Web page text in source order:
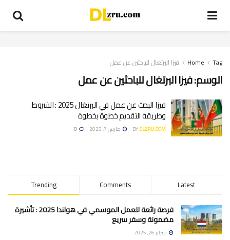
Home Tag فيزا البرتغال للباحثين عن عمل
الوسم:فيزا البرتغال للباحثين عن عمل
فيزا البحث عن عمل في البرتغال 2025 : الشروط
وطريقة التقديم خطوة بخطوة
BYDLZRU.COM مارس 7, 2025
Trending Comments Latest
فرصة رائعة للعمل الموسمي في هولندا 2025 : تأشيرة
مضمونة وسفر سريع
فبراير 26, 2025